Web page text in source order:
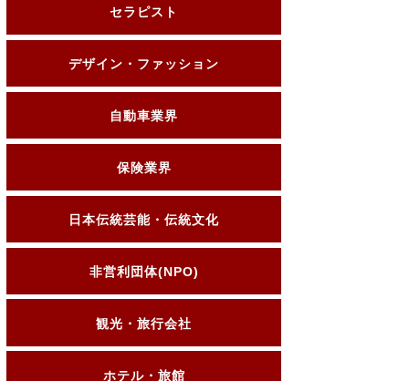
セラピスト
デザイン・ファッション
自動車業界
保険業界
日本伝統芸能・伝統文化
非営利団体(NPO)
観光・旅行会社
ホテル・旅館